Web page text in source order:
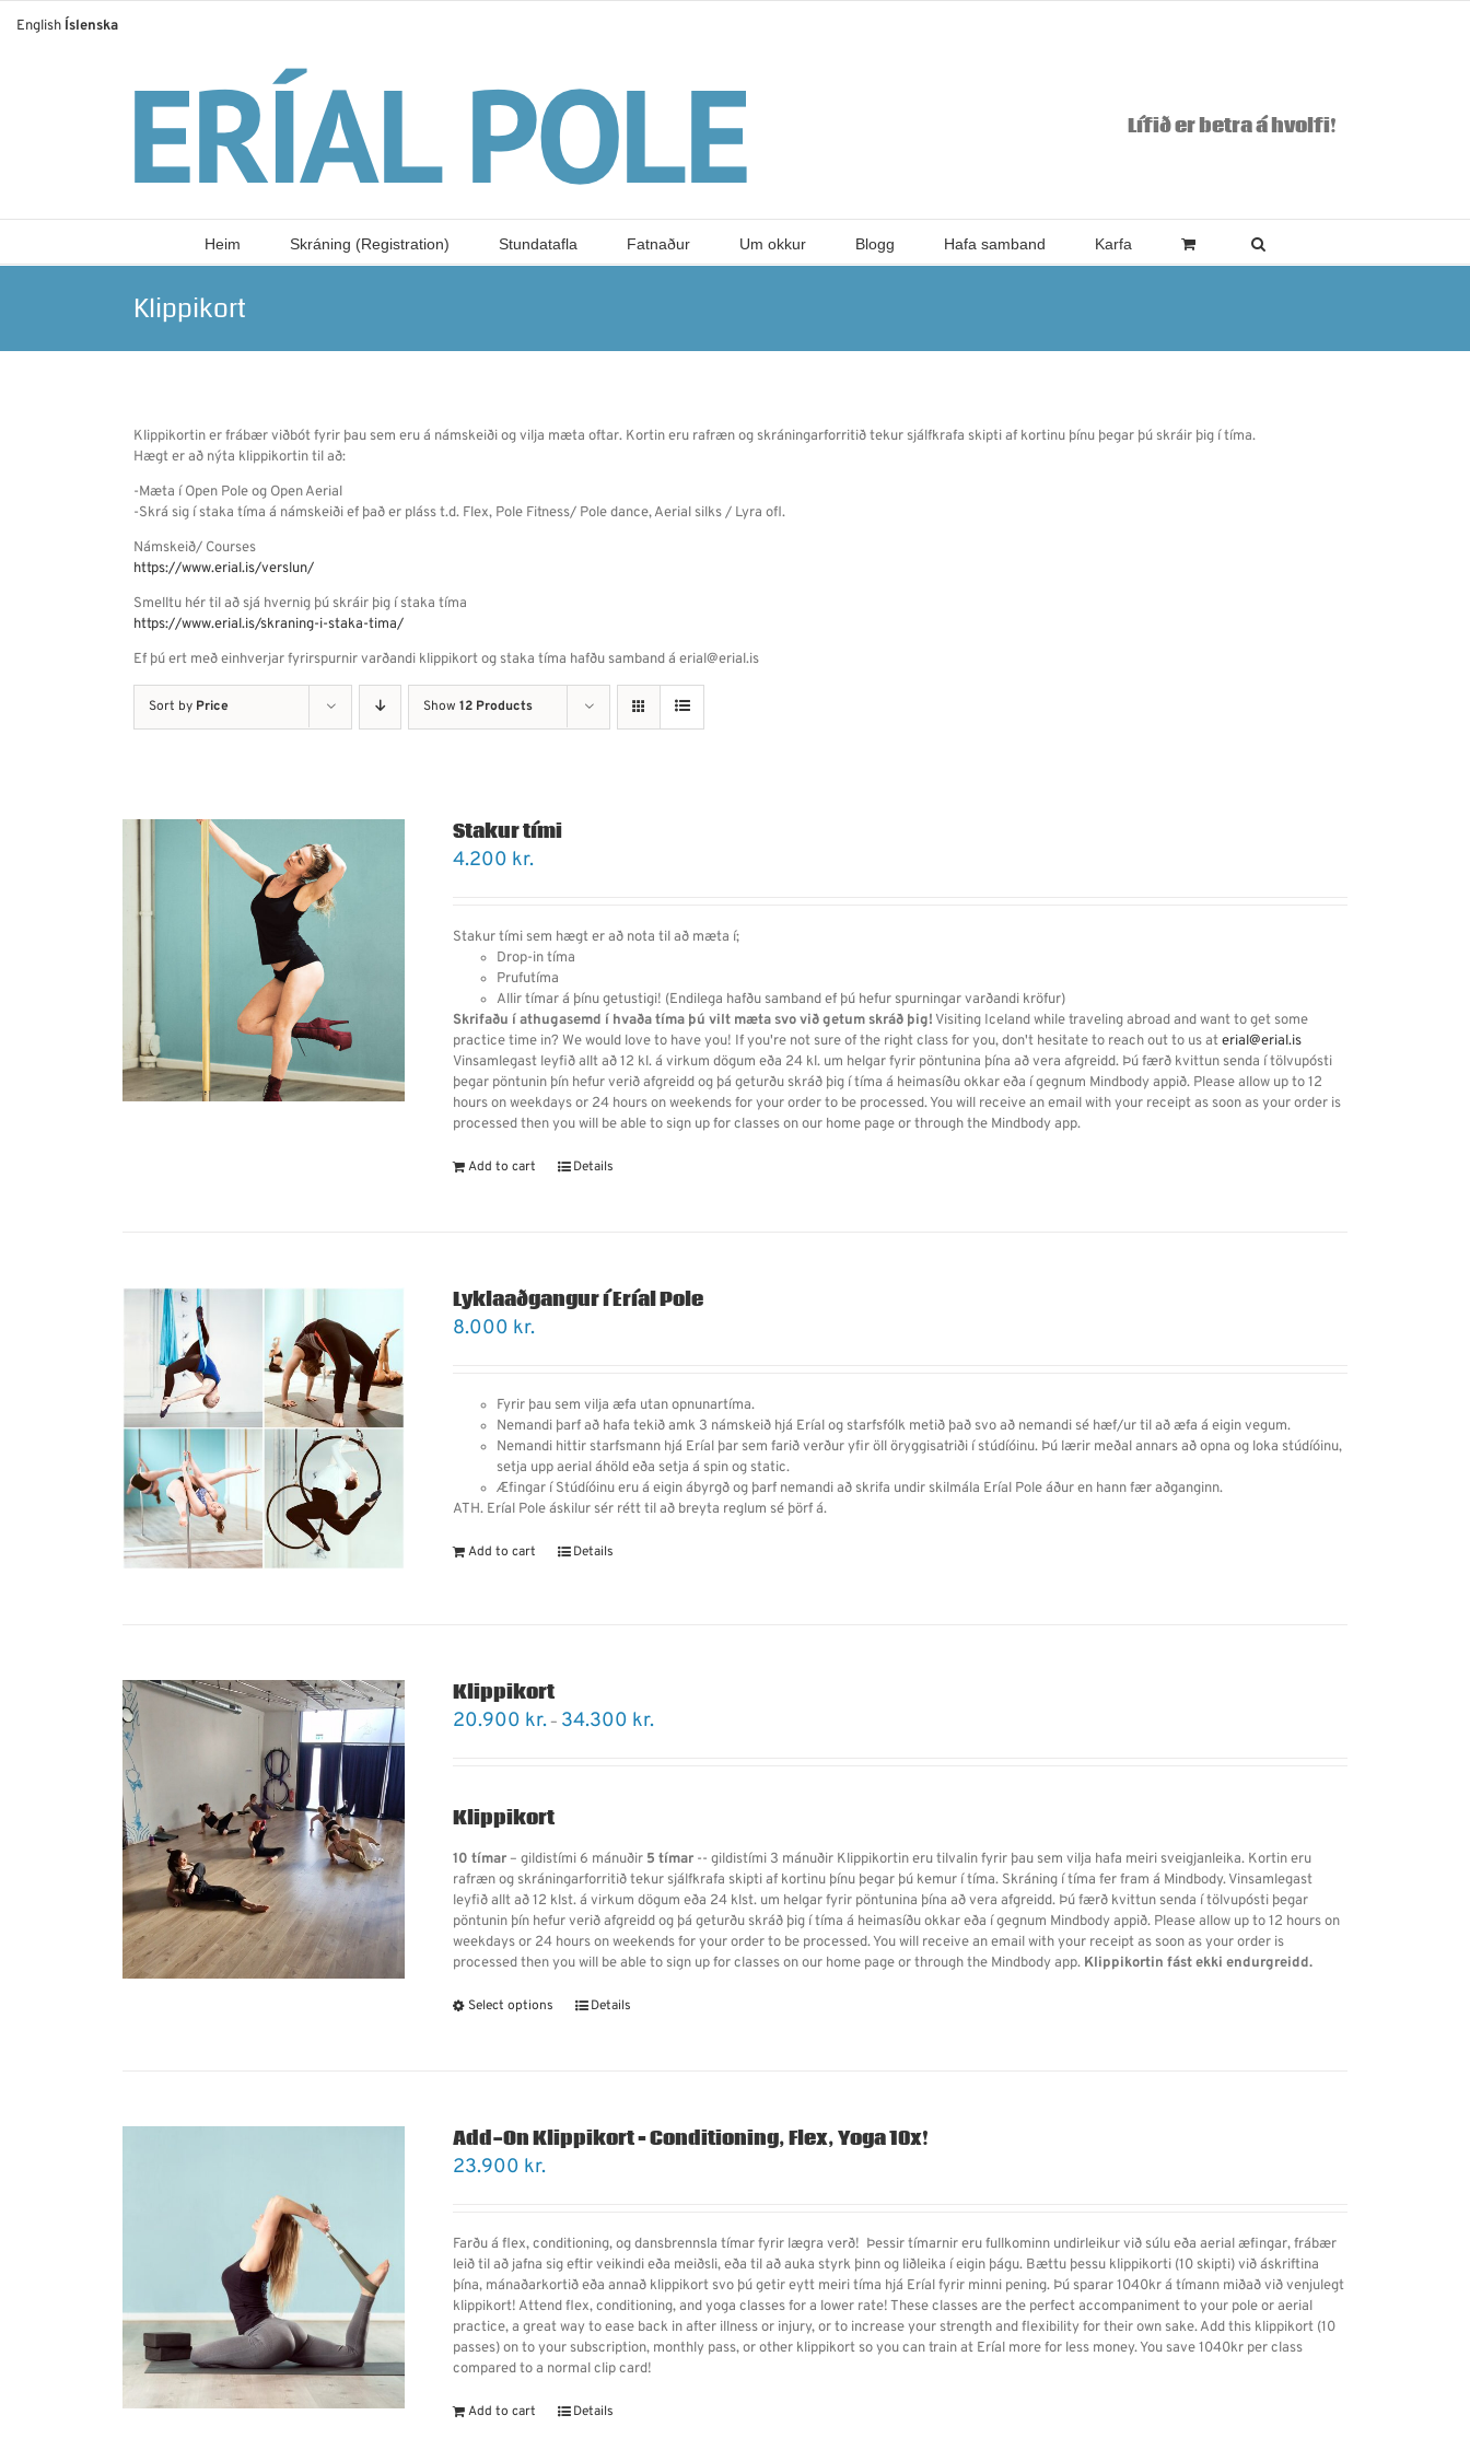
Lífið er betra á hvolfi!
Heim Skráning (Registration) Stundatafla Fatnaður Um okkur Blogg Hafa samband Karfa
Klippikort
Klippikortin er frábær viðbót fyrir þau sem eru á námskeiði og vilja mæta oftar. Kortin eru rafræn og skráningarforritið tekur sjálfkrafa skipti af kortinu þínu þegar þú skráir þig í tíma.
Hægt er að nýta klippikortin til að:
-Mæta í Open Pole og Open Aerial
-Skrá sig í staka tíma á námskeiði ef það er pláss t.d. Flex, Pole Fitness/ Pole dance, Aerial silks / Lyra ofl.
Námskeið/ Courses
https://www.erial.is/verslun/
Smelltu hér til að sjá hvernig þú skráir þig í staka tíma
https://www.erial.is/skraning-i-staka-tima/
Ef þú ert með einhverjar fyrirspurnir varðandi klippikort og staka tíma hafðu samband á erial@erial.is
Sort by Price Show 12 Products
Stakur tími
4.200 kr.
Stakur tími sem hægt er að nota til að mæta í;
Drop-in tíma
Prufutíma
Allir tímar á þínu getustigi! (Endilega hafðu samband ef þú hefur spurningar varðandi kröfur)
Skrifaðu í athugasemd í hvaða tíma þú vilt mæta svo við getum skráð þig!Visiting Iceland while traveling abroad and want to get some
practice time in? We would love to have you! If you're not sure of the right class for you, don't hesitate to reach out to us aterial@erial.is
Vinsamlegast leyfið allt að 12 kl. á virkum dögum eða 24 kl. um helgar fyrir pöntunina þína að vera afgreidd. Þú færð kvittun senda í tölvupósti
þegar pöntunin þín hefur verið afgreidd og þá geturðu skráð þig í tíma á heimasíðu okkar eða í gegnum Mindbody appið. Please allow up to 12
hours on weekdays or 24 hours on weekends for your order to be processed. You will receive an email with your receipt as soon as your order is
processed then you will be able to sign up for classes on our home page or through the Mindbody app.
Add to cart Details
Lyklaaðgangur í Eríal Pole
8.000 kr.
Fyrir þau sem vilja æfa utan opnunartíma.
Nemandi þarfað hafa tekið amk 3 námskeið hjá Eríal og starfsfólk metið það svo að nemandi sé hæf/ur til að æfa á eigin vegum.
Nemandi hittir starfsmann hjá Eríal þar sem farið verður yfir öll öryggisatriði í stúdíóinu. Þú lærir meðal annarsaðopna og loka stúdíóinu,
setja upp aerial áhöld eða setja á spin og static.
Æfingar í Stúdíóinu eru á eigin ábyrgð og þarf nemandiað skrifa undir skilmála Eríal Pole áður en hann fær aðganginn.
ATH. Eríal Pole áskilur sér rétt til að breyta reglum sé þörf á.
Add to cart Details
Klippikort
20.900 kr. – 34.300 kr.
Klippikort
10 tímar– gildistími 6 mánuðir 5 tímar -- gildistími 3 mánuðir Klippikortin eru tilvalin fyrir þau sem vilja hafa meiri sveigjanleika. Kortin eru
rafræn og skráningarforritið tekur sjálfkrafa skipti af kortinu þínu þegar þú kemur í tíma. Skráning í tíma fer fram á Mindbody. Vinsamlegast
leyfið allt að 12 klst. á virkum dögum eða 24 klst. um helgar fyrir pöntunina þína að vera afgreidd. Þú færð kvittun senda í tölvupósti þegar
pöntunin þín hefur verið afgreidd og þá geturðu skráð þig í tíma á heimasíðu okkar eða í gegnum Mindbody appið. Please allow up to 12 hours on
weekdays or 24 hours on weekends for your order to be processed. You will receive an email with your receipt as soon as your order is
processed then you will be able to sign up for classes on our home page or through the Mindbody app. Klippikortin fást ekki endurgreidd.
Select options Details
Add-On Klippikort – Conditioning, Flex, Yoga 10x!
23.900 kr.
Farðu á flex, conditioning, og dansbrennsla tímar fyrir lægra verð! Þessir tímarnir eru fullkominn undirleikur við súlu eða aerial æfingar, frábær
leið til að jafna sig eftir veikindi eða meiðsli, eða til að auka styrk þinn og liðleika í eigin þágu. Bættu þessu klippikorti (10 skipti) við áskriftina
þína, mánaðarkortið eða annað klippikort svo þú getir eytt meiri tíma hjá Eríal fyrir minni pening. Þú sparar 1040kr á tímann miðað við venjulegt
klippikort! Attend flex, conditioning, and yoga classes for a lower rate! These classes are the perfect accompaniment to your pole or aerial
practice, a great way to ease back in after illness or injury, or to increase your strength and flexibility for their own sake. Add this klippikort (10
passes) on to your subscription, monthly pass, or other klippikort so you can train at Eríal more for less money. You save 1040kr per class
compared to a normal clip card!
Add to cart Details
English Íslenska